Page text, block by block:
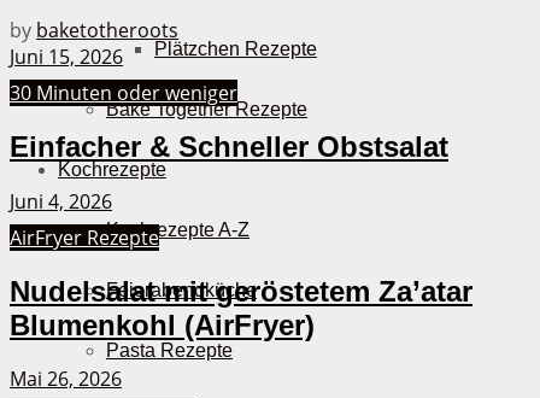
Plätzchen Rezepte
Bake Together Rezepte
Kochrezepte
Kochrezepte A-Z
Feierabendküche
Pasta Rezepte
by baketotheroots
Juni 15, 2026
30 Minuten oder weniger
Einfacher & Schneller Obstsalat
Juni 4, 2026
AirFryer Rezepte
Nudelsalat mit geröstetem Za’atar
Blumenkohl (AirFryer)
Mai 26, 2026